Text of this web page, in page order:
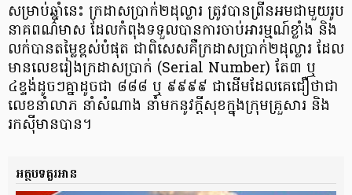
សម្រាប់ឆ្នាំនេះ ក្រដាសប្រាក់២ដុល្លារ ត្រូវបានព្រីនអមជាមួយរូប
នាគពណ៌មាស ដែលកំពុងទទួលបានការចាប់អារម្មណ៍ខ្លាំង និង
លក់បានតម្លៃខ្ពស់បំផុត ជាពិសេសគឺក្រដាសប្រាក់២ដុល្លារ ដែល
មានលេខរៀងក្រដាសប្រាក់ (Serial Number) តែ៣ ឬ
៤ខ្ទង់ដូចៗគ្នាដូចជា ៨៨៨ ឬ ៩៩៩៩ ជាដើមដែលគេជឿថាជា
លេខនាំលាភ នាំសំណាង នាំមកនូវក្ដីសុខក្នុងក្រុមគ្រួសារ និង
រកស៊ីមានបាន។
អត្ថបទគួរអាន